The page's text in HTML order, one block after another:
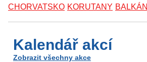
CHORVATSKO KORUTANY BALKÁN
Kalendář akcí
Zobrazit všechny akce